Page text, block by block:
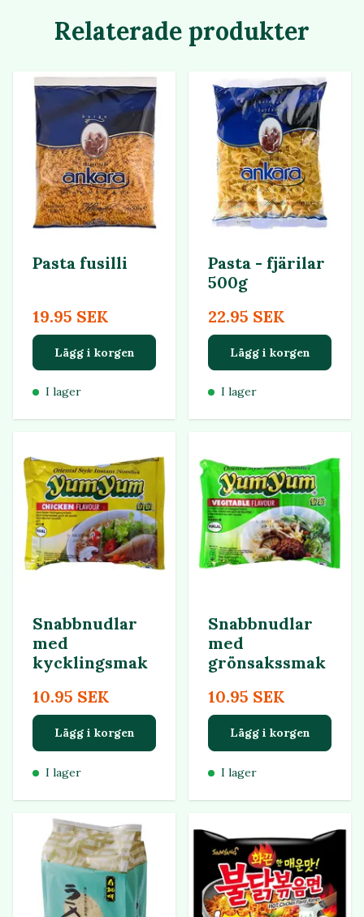
Relaterade produkter
Pasta fusilli
19.95 SEK
Lägg i korgen
I lager
Pasta - fjärilar
500g
22.95 SEK
Lägg i korgen
I lager
Snabbnudlar
med
kycklingsmak
10.95 SEK
Lägg i korgen
I lager
Snabbnudlar
med
grönsakssmak
10.95 SEK
Lägg i korgen
I lager